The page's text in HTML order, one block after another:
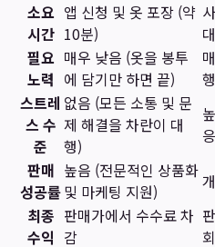
소요
시간
앱 신청 및 옷 포장 (약
10분)
필요
노력
매우 낮음 (옷을 봉투
에 담기만 하면 끝)
스트레
스 수
준
없음 (모든 소통 및 문
제 해결을 차란이 대
행)
판매
성공률
높음 (전문적인 상품화
및 마케팅 지원)
최종
수익
판매가에서 수수료 차
감